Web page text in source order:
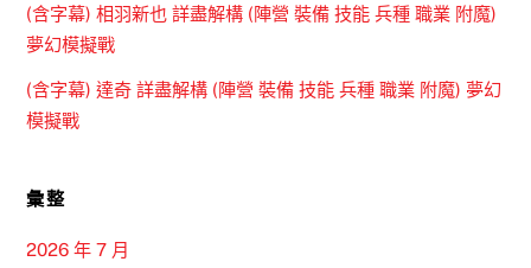
(含字幕) 相羽新也 詳盡解構 (陣營 裝備 技能 兵種 職業 附魔)
夢幻模擬戰
(含字幕) 達奇 詳盡解構 (陣營 裝備 技能 兵種 職業 附魔) 夢幻
模擬戰
彙整
2026 年 7 月